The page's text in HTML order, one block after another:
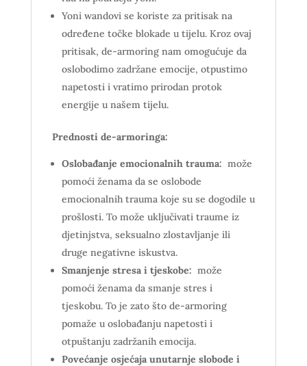
Yoni wandovi se koriste za pritisak na
određene točke blokade u tijelu. Kroz ovaj
pritisak, de-armoring nam omogućuje da
oslobodimo zadržane emocije, otpustimo
napetosti i vratimo prirodan protok
energije u našem tijelu.
Prednosti de-armoringa:
Oslobađanje emocionalnih trauma: može
pomoći ženama da se oslobode
emocionalnih trauma koje su se dogodile u
prošlosti. To može uključivati traume iz
djetinjstva, seksualno zlostavljanje ili
druge negativne iskustva.
Smanjenje stresa i tjeskobe: može
pomoći ženama da smanje stres i
tjeskobu. To je zato što de-armoring
pomaže u oslobađanju napetosti i
otpuštanju zadržanih emocija.
Povećanje osjećaja unutarnje slobode i